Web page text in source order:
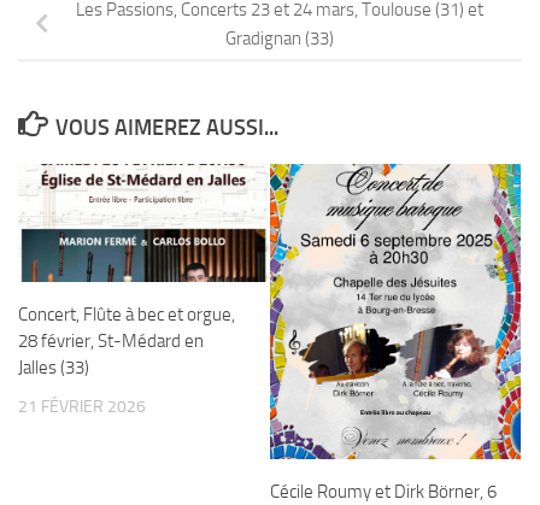
Les Passions, Concerts 23 et 24 mars, Toulouse (31) et
Gradignan (33)
VOUS AIMEREZ AUSSI...
Concert, Flûte à bec et orgue,
28 février, St-Médard en
Jalles (33)
21 FÉVRIER 2026
Cécile Roumy et Dirk Börner, 6